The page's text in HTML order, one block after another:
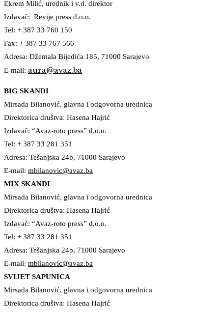
Ekrem Milić, urednik i v.d. direktor
Izdavač: Revije press d.o.o.
Tel: + 387 33 760 150
Fax: + 387 33 767 566
Adresa: Džemala Bijedića 185, 71000 Sarajevo
E-mail: aura@avaz.ba
BIG SKANDI
Mirsada Bilanović, glavna i odgovorna urednica
Direktorica društva: Hasena Hajrić
Izdavač: “Avaz-roto press” d.o.o.
Tel: + 387 33 281 351
Adresa: Tešanjska 24b, 71000 Sarajevo
E-mail: mbilanovic@avaz.ba
MIX SKANDI
Mirsada Bilanović, glavna i odgovorna urednica
Direktorica društva: Hasena Hajrić
Izdavač: “Avaz-roto press” d.o.o.
Tel: + 387 33 281 351
Adresa: Tešanjska 24b, 71000 Sarajevo
E-mail: mbilanovic@avaz.ba
SVIJET SAPUNICA
Mirsada Bilanović, glavna i odgovorna urednica
Direktorica društva: Hasena Hajrić